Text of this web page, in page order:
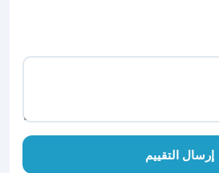
إرسال التقييم